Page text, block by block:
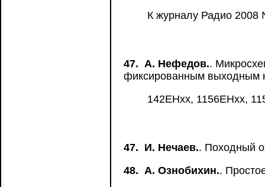
К журналу Радио 2008
47. А. Нефедов..
фиксированным выходным
142ЕНхх, 1156ЕНхх,
47. И. Нечаев.. Походный
48. А. Ознобихин..